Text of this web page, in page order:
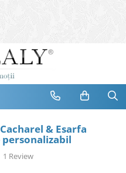
& Esarfa
personalizabil
1 Review